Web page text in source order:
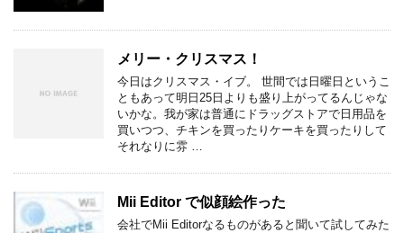
メリー・クリスマス！
今日はクリスマス・イブ。 世間では日曜日というこ
ともあって明日25日よりも盛り上がってるんじゃな
いかな。我が家は普通にドラッグストアで日用品を
買いつつ、チキンを買ったりケーキを買ったりして
それなりに雰 …
Mii Editor で似顔絵作った
会社でMii Editorなるものがあると聞いて試してみた